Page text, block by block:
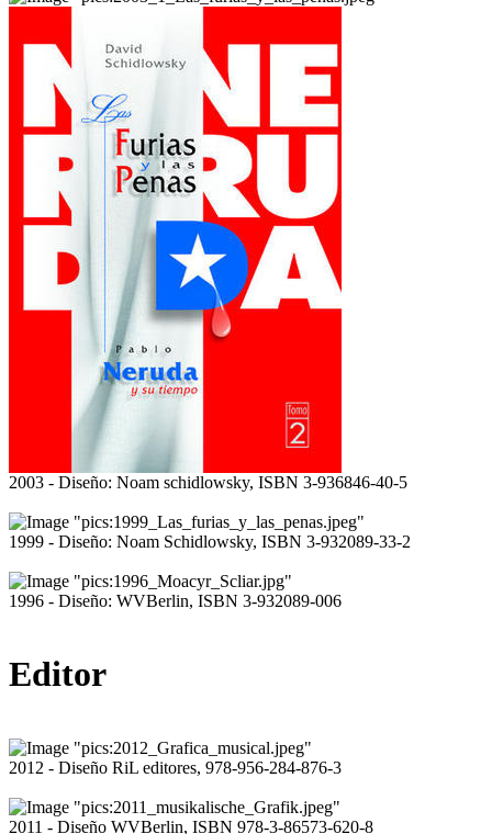
2003 - Diseño: Noam schidlowsky, ISBN 3-936846-40-5
1999 - Diseño: Noam Schidlowsky, ISBN 3-932089-33-2
1996 - Diseño: WVBerlin, ISBN 3-932089-006
Editor
2012 - Diseño RiL editores, 978-956-284-876-3
2011 - Diseño WVBerlin, ISBN 978-3-86573-620-8